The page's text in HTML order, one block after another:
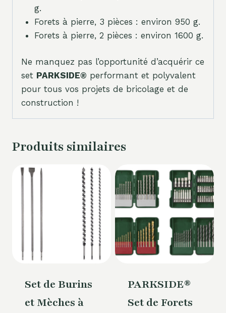
g.
Forets à pierre, 3 pièces : environ 950 g.
Forets à pierre, 2 pièces : environ 1600 g.
Ne manquez pas l’opportunité d’acquérir ce
set PARKSIDE® performant et polyvalent
pour tous vos projets de bricolage et de
construction !
Produits similaires
Set de Burins
et Mèches à
PARKSIDE®
Set de Forets